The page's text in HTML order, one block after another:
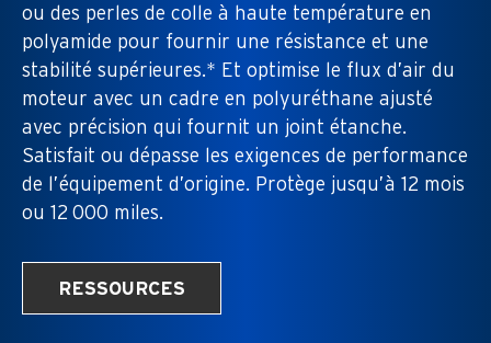
ou des perles de colle à haute température en
polyamide pour fournir une résistance et une
stabilité supérieures.* Et optimise le flux d’air du
moteur avec un cadre en polyuréthane ajusté
avec précision qui fournit un joint étanche.
Satisfait ou dépasse les exigences de performance
de l’équipement d’origine. Protège jusqu’à 12 mois
ou 12 000 miles.
RESSOURCES